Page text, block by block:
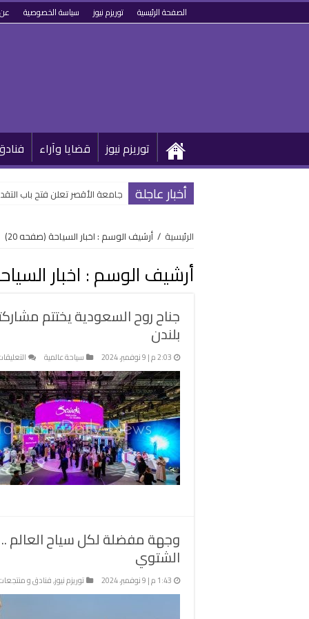
الصفحة الرئيسية توريزم نيوز سياسة الخصوصية
توريزم نيوز قضايا وآراء
أخبار عاجلة جامعة الأقصر تعلن فتح باب
الرئيسية / أرشيف الوسم : اخبار السياحة (صفحه 20)
أرشيف الوسم : اخبار
جناح روح السعودية يختتم
بلندن
2:03 م | 9 نوفمبر، 2024 سياحة عالمية
وجهة مفضلة لكل سياح العالم
الشتوي
1:43 م | 9 نوفمبر، 2024 توريزم نيوز,فنادق و